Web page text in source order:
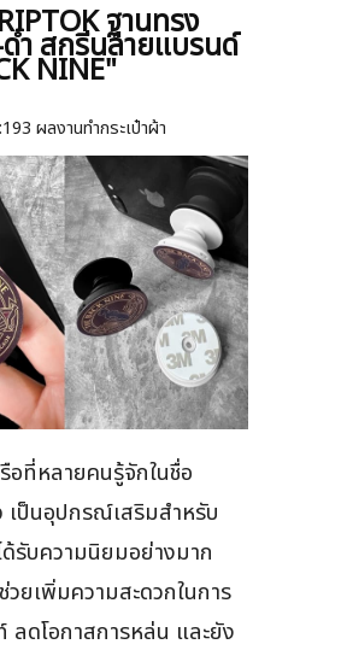
ฐานทรง
ำ สกรีนลายแบรนด์
NINE"
193 ผลงานทำกระเป๋าผ้า
อที่หลายคนรู้จักในชื่อ
ป็นอุปกรณ์เสริมสำหรับ
รับความนิยมอย่างมาก
ยเพิ่มความสะดวกในการ
ลดโอกาสการหล่น และยัง